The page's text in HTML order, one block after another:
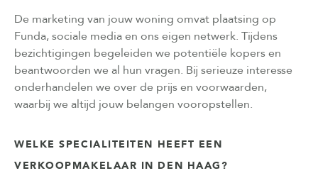
De marketing van jouw woning omvat plaatsing op
Funda, sociale media en ons eigen netwerk. Tijdens
bezichtigingen begeleiden we potentiële kopers en
beantwoorden we al hun vragen. Bij serieuze interesse
onderhandelen we over de prijs en voorwaarden,
waarbij we altijd jouw belangen vooropstellen.
WELKE SPECIALITEITEN HEEFT EEN
VERKOOPMAKELAAR IN DEN HAAG?